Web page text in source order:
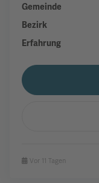
Gemeinde
Bezirk
Erfahrung
Vor 11 Tagen